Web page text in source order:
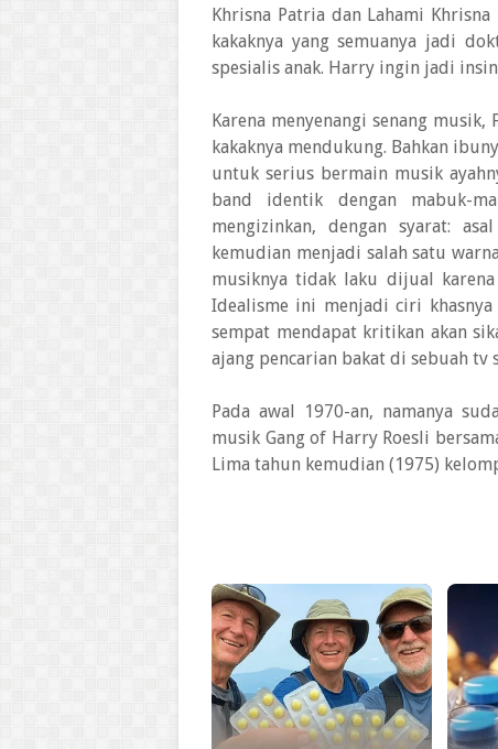
Khrisna Patria dan Lahami
kakaknya yang semuanya jadi
spesialis anak. Harry ingin jadi
Karena menyenangi senang
kakaknya mendukung. Bahkan
untuk serius bermain musik
band identik dengan mabuk-
mengizinkan, dengan syarat:
kemudian menjadi salah satu
musiknya tidak laku dijual karena
Idealisme ini menjadi ciri
sempat mendapat kritikan akan
ajang pencarian bakat di sebuah tv
Pada awal 1970-an, namanya
musik Gang of Harry Roesli
Lima tahun kemudian (1975)